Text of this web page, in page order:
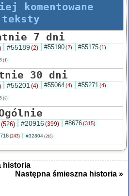
komentowane
teksty
7 dni
#55189 (2) #55190(2) #55175(1)
(1)
30 dni
#55201 (4) #55064(4) #55271(4)
(3)
(526) #20916 (399) #8676(315)
(243) #32804 (216)
historia
Następna śmieszna historia »